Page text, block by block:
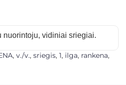
nuorintoju, vidiniai sriegiai.
, v./v., sriegis, 1, ilga, rankena,